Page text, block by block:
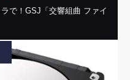
で！GSJ「交響組曲 ファイ